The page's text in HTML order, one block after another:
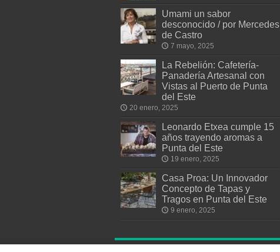
Umami un sabor
desconocido / por Mercedes
de Castro
7 mayo, 2025
La Rebelión: Cafetería-
Panadería Artesanal con
Vistas al Puerto de Punta
del Este
20 enero, 2025
Leonardo Etxea cumple 15
años trayendo aromas a
Punta del Este
19 enero, 2025
Casa Proa: Un Innovador
Concepto de Tapas y
Tragos en Punta del Este
9 enero, 2025